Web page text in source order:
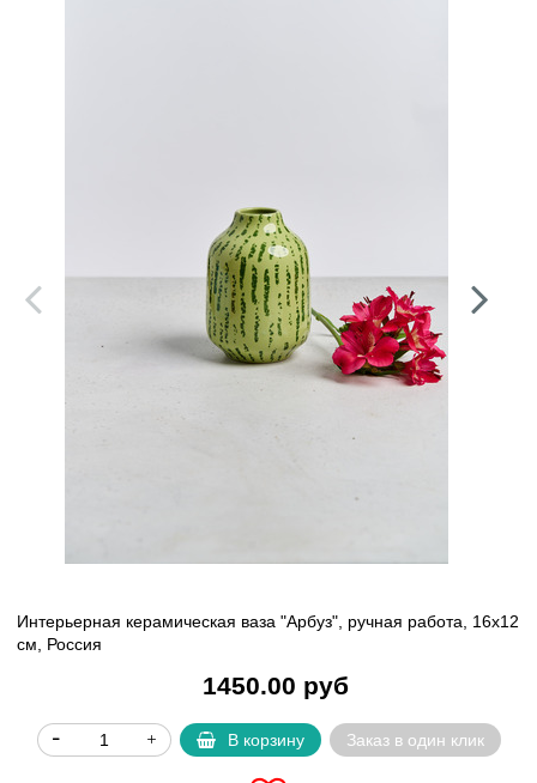
Интерьерная керамическая ваза "Арбуз", ручная работа, 16х12
см, Россия
1450.00 руб
В корзину Заказ в один клик